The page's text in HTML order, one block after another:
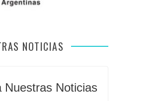
NOTICIAS
Nuestras Noticias